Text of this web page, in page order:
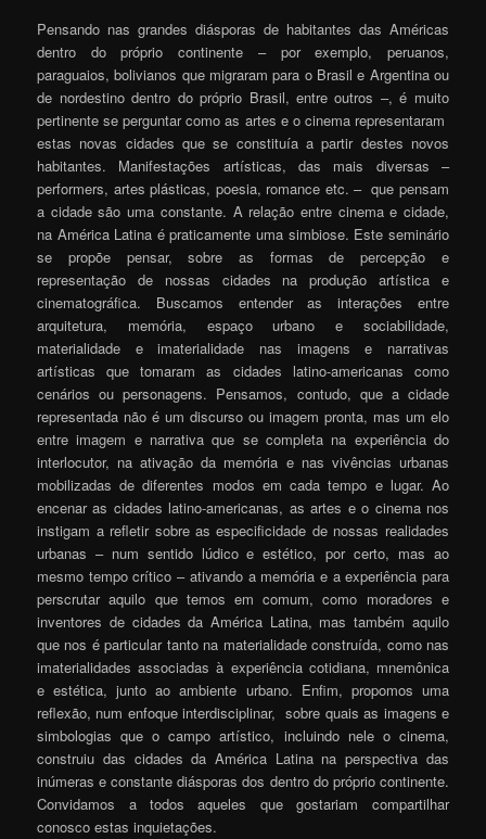
Pensando nas grandes diásporas de habitantes das Américas
dentro do próprio continente – por exemplo, peruanos,
paraguaios, bolivianos que migraram para o Brasil e Argentina ou
de nordestino dentro do próprio Brasil, entre outros –, é muito
pertinente se perguntar como as artes e o cinema representaram
estas novas cidades que se constituía a partir destes novos
habitantes. Manifestações artísticas, das mais diversas –
performers, artes plásticas, poesia, romance etc. – que pensam
a cidade são uma constante. A relação entre cinema e cidade,
na América Latina é praticamente uma simbiose. Este seminário
se propõe pensar, sobre as formas de percepção e
representação de nossas cidades na produção artística e
cinematográfica. Buscamos entender as interações entre
arquitetura, memória, espaço urbano e sociabilidade,
materialidade e imaterialidade nas imagens e narrativas
artísticas que tomaram as cidades latino-americanas como
cenários ou personagens. Pensamos, contudo, que a cidade
representada não é um discurso ou imagem pronta, mas um elo
entre imagem e narrativa que se completa na experiência do
interlocutor, na ativação da memória e nas vivências urbanas
mobilizadas de diferentes modos em cada tempo e lugar. Ao
encenar as cidades latino-americanas, as artes e o cinema nos
instigam a refletir sobre as especificidade de nossas realidades
urbanas – num sentido lúdico e estético, por certo, mas ao
mesmo tempo crítico – ativando a memória e a experiência para
perscrutar aquilo que temos em comum, como moradores e
inventores de cidades da América Latina, mas também aquilo
que nos é particular tanto na materialidade construída, como nas
imaterialidades associadas à experiência cotidiana, mnemônica
e estética, junto ao ambiente urbano. Enfim, propomos uma
reflexão, num enfoque interdisciplinar, sobre quais as imagens e
simbologias que o campo artístico, incluindo nele o cinema,
construiu das cidades da América Latina na perspectiva das
inúmeras e constante diásporas dos dentro do próprio continente.
Convidamos a todos aqueles que gostariam compartilhar
conosco estas inquietações.